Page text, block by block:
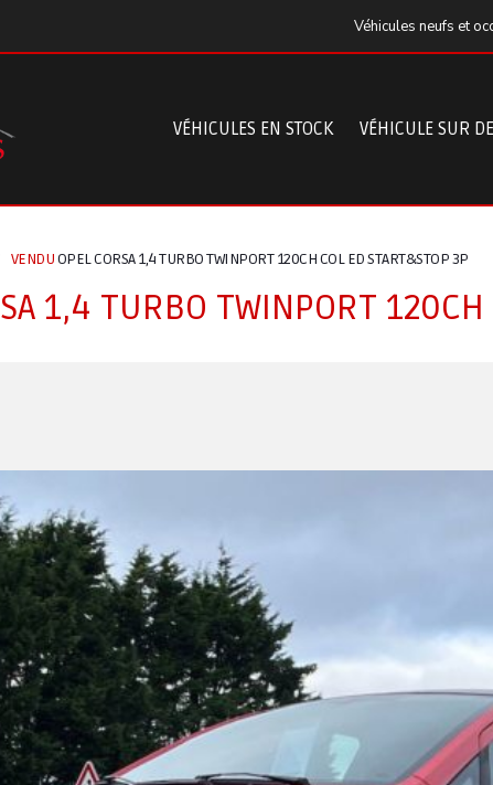
Véhicules neufs et
VÉHICULES EN STOCK VÉHICULE SUR
VENDUOPEL CORSA 1,4 TURBO TWINPORT 120CH COL ED START&STOP 3P
1,4 TURBO TWINPORT